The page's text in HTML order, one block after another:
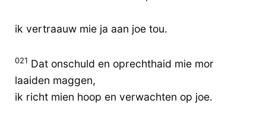
ik vertraauw mie ja aan joe tou.
021 Dat onschuld en oprechthaid mie mor
laaiden maggen,
ik richt mien hoop en verwachten op joe.